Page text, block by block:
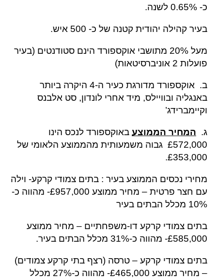
כ- 0.65% לשנה.
בעיר קהילה יהודית קטנה של כ- 500 איש.
מעל 20% מתושבי אוקספורד הינם סטודנטים (בעיר
פועלות 2 אוניברסיטאות)
ב. אוקספורד מדורגת כעיר ה-4 היקרה ביותר
באנגליה ובוויילס, מיד אחרי לונדון, סט אלבנס
וקיימברידג’
ג. המחיר הממוצע באוקספורד לנכס הינו
£572,000 גבוה משמעותית מהממוצע הלאומי של
£353,000.
מחירי נכסים הממוצע בעיר : בתים צמודי קרקע- וילה
עם חצר פרטית – מחיר ממוצע £957,000- מהווה כ-
10% מכלל הבתים בעיר
בתים צמודי קרקע דו-משפחתיים – מחיר ממוצע
£585,000- מהווה כ-31% מכלל הבתים בעיר.
בתים צמודי קרקע – טרסה (רצף בתי קרקע צמודים)
– מחיר ממוצע £465,000- מהווה כ-27% מכלל